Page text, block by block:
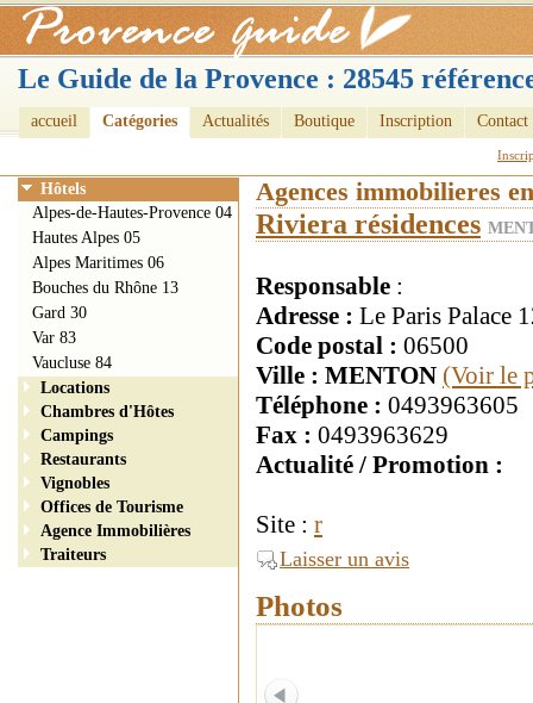
Le Guide de la Provence : 28545
accueil Catégories Actualités Boutique Inscription Contact
Agences immobilieres
Riviera résidences
Responsable :
Adresse : Le Paris Palace
Code postal : 06500
Ville : MENTON (Voir le
Téléphone : 0493963605
Fax : 0493963629
Actualité / Promotion :
Site : r
Laisser un avis
Photos
Hôtels
Alpes-de-Hautes-Provence 04
Hautes Alpes 05
Alpes Maritimes 06
Bouches du Rhône 13
Gard 30
Var 83
Vaucluse 84
Locations
Chambres d'Hôtes
Campings
Restaurants
Vignobles
Offices de Tourisme
Agence Immobilières
Traiteurs